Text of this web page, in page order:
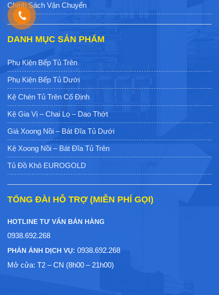
Chính Sách Vận Chuyển
DANH MỤC SẢN PHẨM
Phụ Kiện Bếp Tủ Trên
Phụ Kiện Bếp Tủ Dưới
Kệ Chén Tủ Trên Cố Định
Kệ Gia Vị – Chai Lọ – Dao Thớt
Giá Xoong Nồi – Bát Đĩa Tủ Dưới
Kệ Xoong Nồi – Bát Đĩa Tủ Trên
Tủ Đồ Khô EUROGOLD
TỔNG ĐÀI HỖ TRỢ (MIỄN PHÍ GỌI)
HOTLINE TƯ VẤN BÁN HÀNG
0938.692.268
PHẢN ÁNH DỊCH VỤ: 0938.692.268
Mở cửa: T2 – CN (8h00 – 21h00)